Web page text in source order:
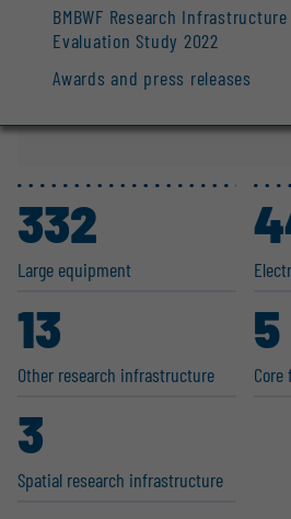
BMBWF Research
Evaluation Study 2022
Awards and press releases
Large equipment
332
Other research infras­tructure
13
Core
5
Spatial research infras­tructure
3